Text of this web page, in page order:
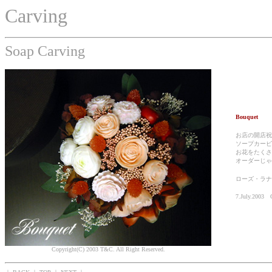
Carving
Soap Carving
Copyright(C) 2003 T&C. All Right Reserved.
Bouquet
お店の開店
ソープカー
お花をたく
オーダーじ
ローズ・ラ
7.July.2003